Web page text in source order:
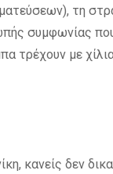
τη
συμφωνίας
τρέχουν με
κανείς δεν